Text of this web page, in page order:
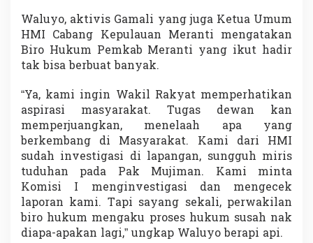
a
t
a
n
k
A
i
B
e
r
g
e
Waluyo, aktivis Gamali yang juga Ketua Umum
HMI Cabang Kepulauan Meranti mengatakan
Biro Hukum Pemkab Meranti yang ikut hadir
tak bisa berbuat banyak.
“Ya, kami ingin Wakil Rakyat memperhatikan
aspirasi masyarakat. Tugas dewan kan
memperjuangkan, menelaah apa yang
berkembang di Masyarakat. Kami dari HMI
sudah investigasi di lapangan, sungguh miris
tuduhan pada Pak Mujiman. Kami minta
Komisi I menginvestigasi dan mengecek
laporan kami. Tapi sayang sekali, perwakilan
biro hukum mengaku proses hukum susah nak
diapa-apakan lagi,” ungkap Waluyo berapi api.